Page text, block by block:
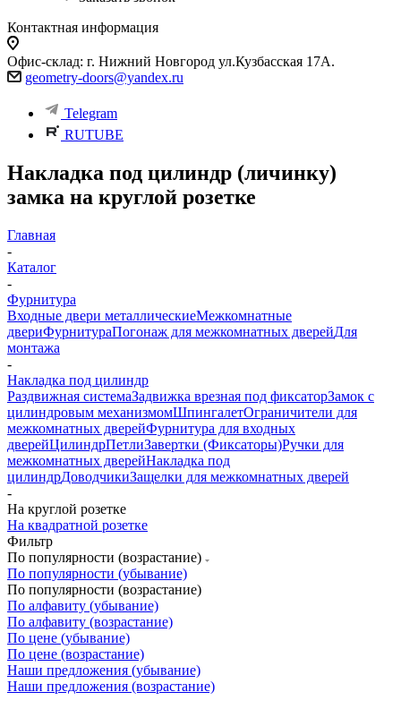
Контактная информация
Офис-склад: г. Нижний Новгород ул.Кузбасская 17А.
geometry-doors@yandex.ru
Telegram
RUTUBE
Накладка под цилиндр (личинку)
замка на круглой розетке
Главная
-
Каталог
-
Фурнитура
Входные двери металлическиеМежкомнатные
двериФурнитураПогонаж для межкомнатных дверейДля
монтажа
-
Накладка под цилиндр
Раздвижная системаЗадвижка врезная под фиксаторЗамок с
цилиндровым механизмомШпингалетОграничители для
межкомнатных дверейФурнитура для входных
дверейЦилиндрПетлиЗавертки (Фиксаторы)Ручки для
межкомнатных дверейНакладка под
цилиндрДоводчикиЗащелки для межкомнатных дверей
-
На круглой розетке
На квадратной розетке
Фильтр
По популярности (возрастание)
По популярности (убывание)
По популярности (возрастание)
По алфавиту (убывание)
По алфавиту (возрастание)
По цене (убывание)
По цене (возрастание)
Наши предложения (убывание)
Наши предложения (возрастание)